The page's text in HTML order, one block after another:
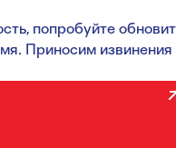
попробуйте
Приносим извинения